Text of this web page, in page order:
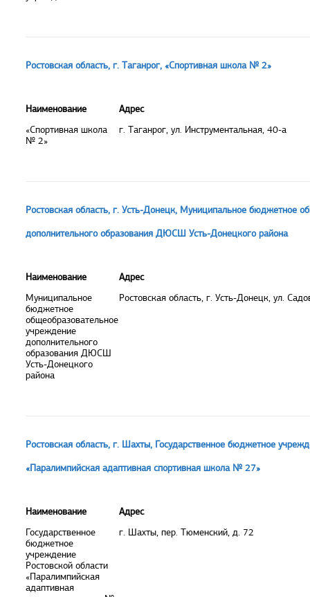
Ростовская область, г. Таганрог, «Спортивная школа № 2»
Наименование
«Спортивная школа
№ 2»
Адрес
г. Таганрог, ул. Инструментальная, 40-а
Ростовская область, г. Усть-Донецк, Муниципальное бюджетное
дополнительного образования ДЮСШ Усть-Донецкого района
Наименование
Муниципальное
бюджетное
общеобразовательное
учреждение
дополнительного
образования ДЮСШ
Усть-Донецкого
района
Адрес
Ростовская область, г. Усть-Донецк, ул.
Ростовская область, г. Шахты, Государственное бюджетное
«Паралимпийская адаптивная спортивная школа № 27»
Наименование
Государственное
бюджетное
учреждение
Ростовской области
«Паралимпийская
адаптивная
Адрес
г. Шахты, пер. Тюменский, д. 72